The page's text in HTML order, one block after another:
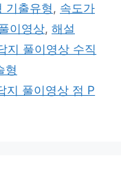
기출유형 , 속도가
이영상, 해설
지 풀이영상 수직
형
지 풀이영상 점 P